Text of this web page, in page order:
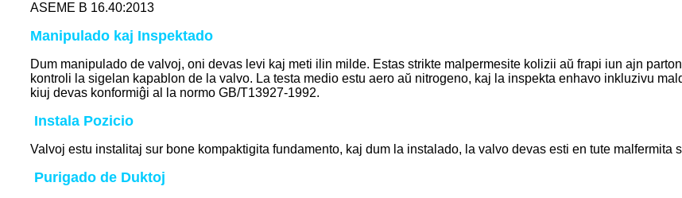
ASEME B 16.40:2013
Manipulado kaj Inspektado
Dum manipulado de valvoj, oni devas levi kaj meti ilin milde. Estas strikte malpermesite kolizii aŭ frapi iun ajn
kontroli la sigelan kapablon de la valvo. La testa medio estu aero aŭ nitrogeno, kaj la inspekta enhavo inkluzivu
kiuj devas konformiĝi al la normo GB/T13927-1992.
Instala Pozicio
Valvoj estu instalitaj sur bone kompaktigita fundamento, kaj dum la instalado, la valvo devas esti en tute malfermita
Purigado de Duktoj